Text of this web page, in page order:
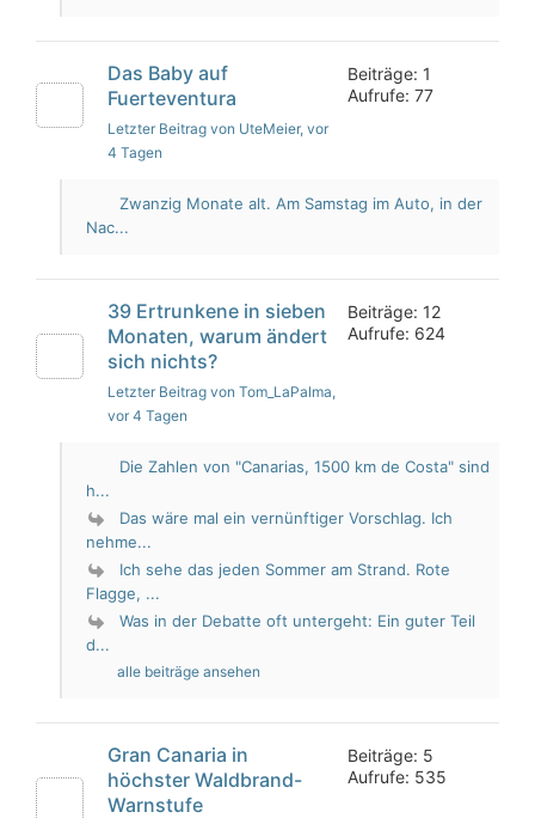
Das Baby auf
Fuerteventura
Letzter Beitrag von UteMeier, vor
4 Tagen
Beiträge: 1
Aufrufe: 77
Zwanzig Monate alt. Am Samstag im Auto, in der
Nac...
39 Ertrunkene in sieben
Monaten, warum ändert
sich nichts?
Letzter Beitrag von Tom_LaPalma,
vor 4 Tagen
Beiträge: 12
Aufrufe: 624
Die Zahlen von "Canarias, 1500 km de Costa" sind
h...
Das wäre mal ein vernünftiger Vorschlag. Ich
nehme...
Ich sehe das jeden Sommer am Strand. Rote
Flagge, ...
Was in der Debatte oft untergeht: Ein guter Teil
d...
alle beiträge ansehen
Gran Canaria in
höchster Waldbrand-
Warnstufe
Beiträge: 5
Aufrufe: 535